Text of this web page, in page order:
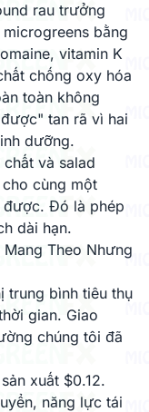
rau trưởng
bằng
vitamin K
chống oxy hóa
toàn không
tan rã vì hai
dưỡng.
và salad
cùng một
được. Đó là phép
dài hạn.
Theo Nhưng
trung bình tiêu thụ
gian. Giao
chúng tôi đã
xuất $0.12.
năng lực tái